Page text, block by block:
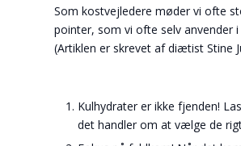
Som kostvejledere møder vi ofte
pointer, som vi ofte selv anvender
(Artiklen er skrevet af diætist Stine
Kulhydrater er ikke fjenden!
det handler om at vælge de